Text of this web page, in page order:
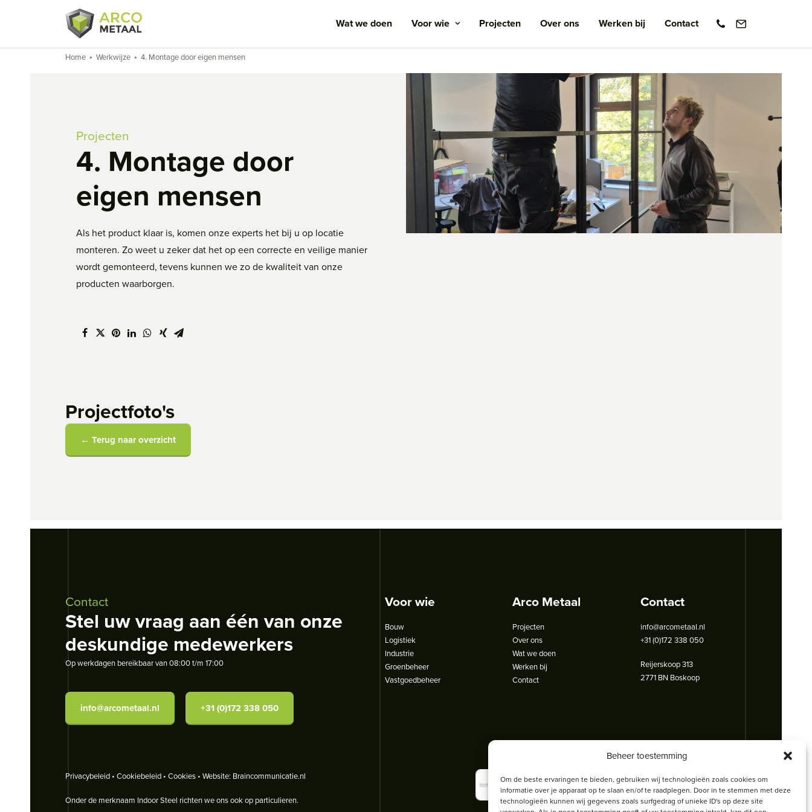
Beheer toestemming
Om de beste ervaringen te bieden, gebruiken wij technologieën zoals cookies om
informatie over je apparaat op te slaan en/of te raadplegen. Door in te stemmen met deze
technologieën kunnen wij gegevens zoals surfgedrag of unieke ID's op deze site
Wat we doen Voor wie Projecten Over ons Werken bij Contact
Home Werkwijze 4. Montage door eigen mensen
Projecten
4. Montage door
eigen mensen
Als het product klaar is, komen onze experts het bij u op locatie
monteren. Zo weet u zeker dat het op een correcte en veilige manier
wordt gemonteerd, tevens kunnen we zo de kwaliteit van onze
producten waarborgen.
Projectfoto's
← Terug naar overzicht
Contact
Stel uw vraag aan één van onze
deskundige medewerkers
Op werkdagen bereikbaar van 08:00 t/m 17:00
info@arcometaal.nl +31 (0)172 338 050
Voor wie
Bouw
Logistiek
Industrie
Groenbeheer
Vastgoedbeheer
Arco Metaal
Projecten
Over ons
Wat we doen
Werken bij
Contact
Contact
info@arcometaal.nl
+31 (0)172 338 050
Reijerskoop 313
2771 BN Boskoop
Privacybeleid • Cookiebeleid • Cookies • Website: Braincommunicatie.nl
Onder de merknaam Indoor Steel richten we ons ook op particulieren.